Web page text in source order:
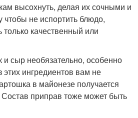
высохнуть, делая их сочными и
не испортить блюдо,
только качественный или
и сыр необязательно, особенно
этих ингредиентов вам не
в майонезе получается
приправ тоже может быть